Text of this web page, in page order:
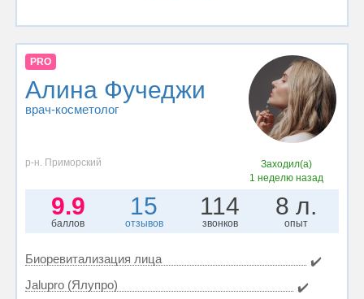
PRO
Алина Фучеджи
врач-косметолог
р-н. Приморский
Заходил(а)
1 неделю назад
9.9
баллов
15
отзывов
114
звонков
8 л.
опыт
Биоревитализация лица
✔️
Jalupro (Ялупро)
✔️